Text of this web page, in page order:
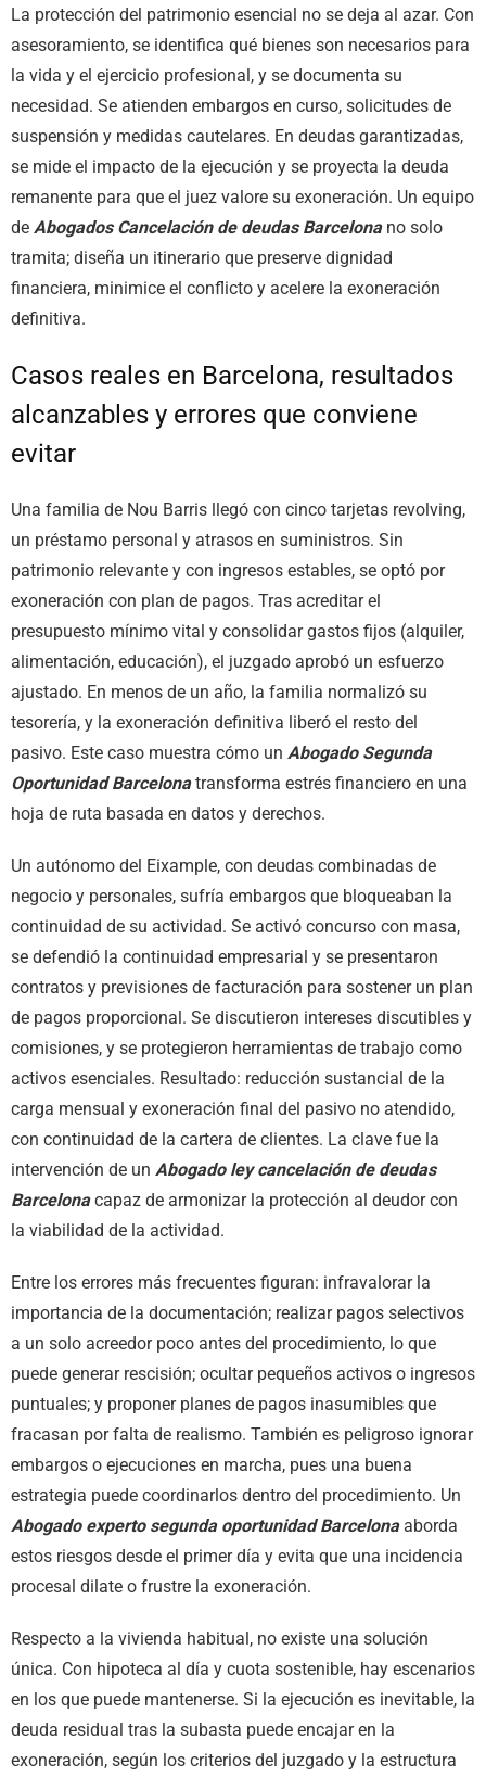
La protección del patrimonio esencial no se deja al azar. Con
asesoramiento, se identifica qué bienes son necesarios para
la vida y el ejercicio profesional, y se documenta su
necesidad. Se atienden embargos en curso, solicitudes de
suspensión y medidas cautelares. En deudas garantizadas,
se mide el impacto de la ejecución y se proyecta la deuda
remanente para que el juez valore su exoneración. Un equipo
de Abogados Cancelación de deudas Barcelonano solo
tramita; diseña un itinerario que preserve dignidad
financiera, minimice el conflicto y acelere la exoneración
definitiva.
Casos reales en Barcelona, resultados
alcanzables y errores que conviene
evitar
Una familia de Nou Barris llegó con cinco tarjetas revolving,
un préstamo personal y atrasos en suministros. Sin
patrimonio relevante y con ingresos estables, se optó por
exoneración con plan de pagos. Tras acreditar el
presupuesto mínimo vital y consolidar gastos fijos (alquiler,
alimentación, educación), el juzgado aprobó un esfuerzo
ajustado. En menos de un año, la familia normalizó su
tesorería, y la exoneración definitiva liberó el resto del
pasivo. Este caso muestra cómo un Abogado Segunda
Oportunidad Barcelonatransforma estrés financiero en una
hoja de ruta basada en datos y derechos.
Un autónomo del Eixample, con deudas combinadas de
negocio y personales, sufría embargos que bloqueaban la
continuidad de su actividad. Se activó concurso con masa,
se defendió la continuidad empresarial y se presentaron
contratos y previsiones de facturación para sostener un plan
de pagos proporcional. Se discutieron intereses discutibles y
comisiones, y se protegieron herramientas de trabajo como
activos esenciales. Resultado: reducción sustancial de la
carga mensual y exoneración final del pasivo no atendido,
con continuidad de la cartera de clientes. La clave fue la
intervención de un Abogado ley cancelación de deudas
Barcelonacapaz de armonizar la protección al deudor con
la viabilidad de la actividad.
Entre los errores más frecuentes figuran: infravalorar la
importancia de la documentación; realizar pagos selectivos
a un solo acreedor poco antes del procedimiento, lo que
puede generar rescisión; ocultar pequeños activos o ingresos
puntuales; y proponer planes de pagos inasumibles que
fracasan por falta de realismo. También es peligroso ignorar
embargos o ejecuciones en marcha, pues una buena
estrategia puede coordinarlos dentro del procedimiento. Un
Abogado experto segunda oportunidad Barcelonaaborda
estos riesgos desde el primer día y evita que una incidencia
procesal dilate o frustre la exoneración.
Respecto a la vivienda habitual, no existe una solución
única. Con hipoteca al día y cuota sostenible, hay escenarios
en los que puede mantenerse. Si la ejecución es inevitable, la
deuda residual tras la subasta puede encajar en la
exoneración, según los criterios del juzgado y la estructura